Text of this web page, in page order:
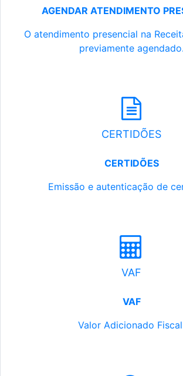
AGENDAR ATENDIMENTO
O atendimento presencial na
previamente agendado.
CERTIDÕES
CERTIDÕES
Emissão e autenticação de
VAF
VAF
Valor Adicionado